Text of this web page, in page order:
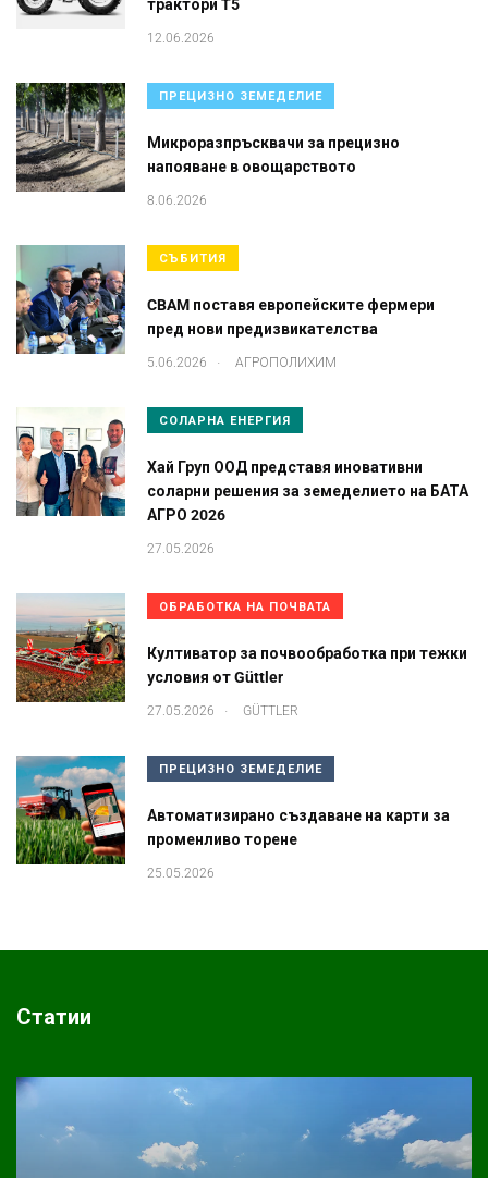
трактори T5
12.06.2026
ПРЕЦИЗНО ЗЕМЕДЕЛИЕ
Микроразпръсквачи за прецизно
напояване в овощарството
8.06.2026
СЪБИТИЯ
CBAM поставя европейските фермери
пред нови предизвикателства
5.06.2026 . АГРОПОЛИХИМ
СОЛАРНА ЕНЕРГИЯ
Хай Груп ООД представя иновативни
соларни решения за земеделието на БАТА
АГРО 2026
27.05.2026
ОБРАБОТКА НА ПОЧВАТА
Култиватор за почвообработка при тежки
условия от Güttler
27.05.2026 . GÜTTLER
ПРЕЦИЗНО ЗЕМЕДЕЛИЕ
Автоматизирано създаване на карти за
променливо торене
25.05.2026
Статии